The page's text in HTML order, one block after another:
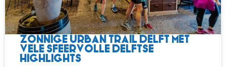
ZONNIGE URBAN TRAIL DELFT MET
VELE SFEERVOLLE DELFTSE
HIGHLIGHTS